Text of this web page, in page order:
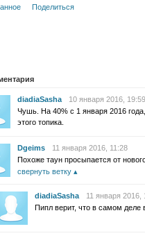
Поделиться
diadiaSasha 10 января 2016, 19:59
Чушь. На 40% с 1 января 2016
этого топика.
Dgeims
11 января 2016, 11:28
Похоже таун просыпается от
свернуть ветку
diadiaSasha 11 января 2016,
Пипл верит, что в самом деле